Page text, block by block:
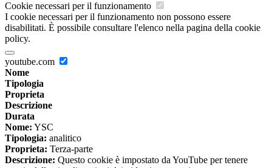
Cookie necessari per il funzionamento
I cookie necessari per il funzionamento non possono essere
disabilitati. È possibile consultare l'elenco nella pagina della cookie
policy.
youtube.com
Nome
Tipologia
Proprieta
Descrizione
Durata
Nome: YSC
Tipologia: analitico
Proprieta: Terza-parte
Descrizione: Questo cookie è impostato da YouTube per tenere